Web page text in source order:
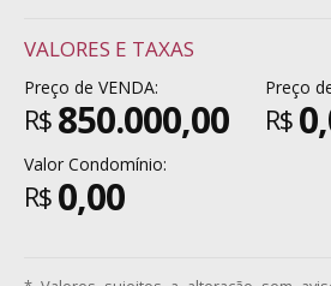
VALORES E TAXAS
Preço de VENDA:
R$ 850.000,00
Preço
R$
Valor Condomínio:
R$ 0,00